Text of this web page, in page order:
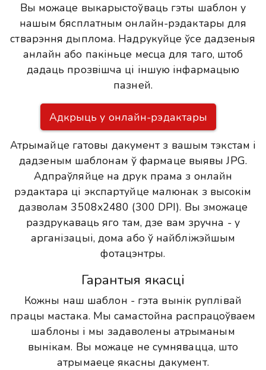
Вы можаце выкарыстоўваць гэты шаблон у
нашым бясплатным онлайн-рэдактары для
стварэння дыплома. Надрукуйце ўсе дадзеныя
анлайн або пакіньце месца для таго, штоб
дадаць прозвішча ці іншую інфармацыю
пазней.
Адкрыць у онлайн-рэдактары
Атрымайце гатовы дакумент з вашым тэкстам і
дадзеным шаблонам ў фармаце выявы JPG.
Адпраўляйце на друк прама з онлайн
рэдактара ці экспартуйце малюнак з высокім
дазволам 3508x2480 (300 DPI). Вы зможаце
раздрукаваць яго там, дзе вам зручна - у
арганізацыі, дома або ў найбліжэйшым
фотацэнтры.
Гарантыя якасці
Кожны наш шаблон - гэта вынік руплівай
працы мастака. Мы самастойна распрацоўваем
шаблоны і мы задаволены атрыманым
вынікам. Вы можаце не сумнявацца, што
атрымаеце якасны дакумент.